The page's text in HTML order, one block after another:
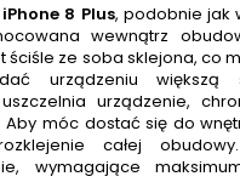
iPhone 8 Plus, podobnie jak
wewnątrz
ściśle ze soba sklejona, co
urządzeniu większą
urządzenie,
móc dostać się do
całej
wymagające